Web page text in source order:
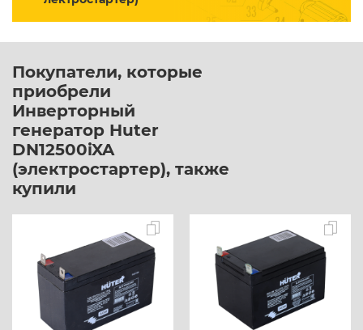
Покупатели, которые
приобрели
Инверторный
генератор Huter
DN12500iXA
(электростартер), также
купили